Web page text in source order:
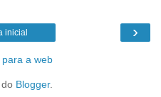
›
inicial
a web
Blogger.